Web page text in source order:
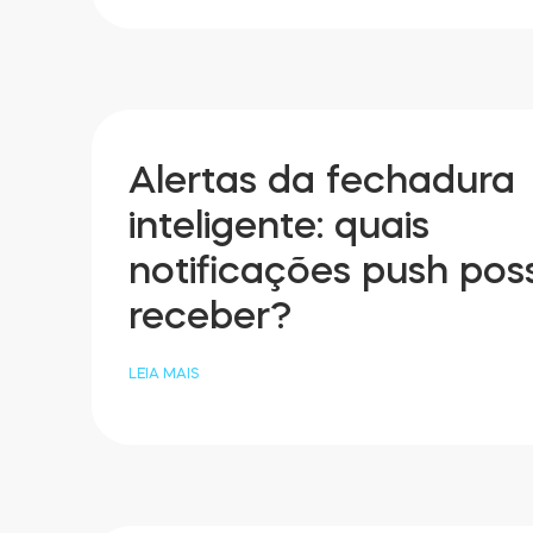
Alertas da fechadura
inteligente: quais
notificações push
receber?
LEIA MAIS